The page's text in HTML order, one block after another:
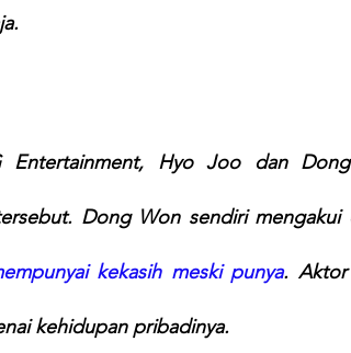
Dong Won sendiri mengakui
kekasih meski punya. Aktor
kehidupan pribadinya.